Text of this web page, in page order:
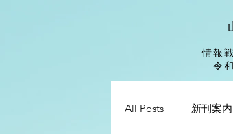
情報
令
All Posts 新刊案内